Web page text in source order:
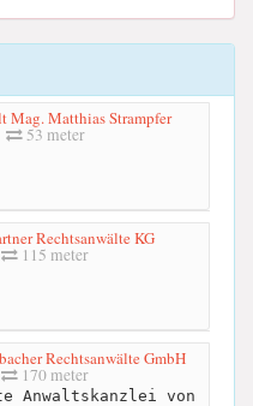
Mag. Matthias Strampfer
53 meter
Rechtsanwälte KG
115 meter
Rechtsanwälte GmbH
170 meter
Anwaltskanzlei von